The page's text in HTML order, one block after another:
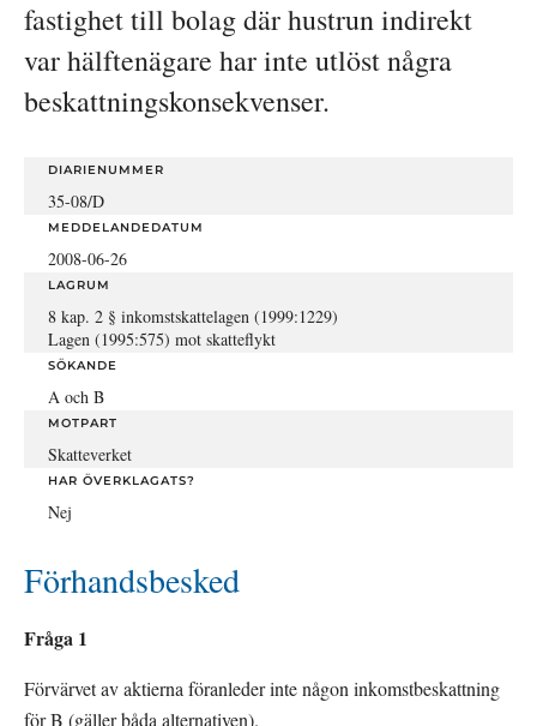
fastighet till bolag där hustrun indirekt
var hälftenägare har inte utlöst några
beskattningskonsekvenser.
DIARIENUMMER
35-08/D
MEDDELANDEDATUM
2008-06-26
LAGRUM
8 kap. 2 § inkomstskattelagen (1999:1229)
Lagen (1995:575) mot skatteflykt
SÖKANDE
A och B
MOTPART
Skatteverket
HAR ÖVERKLAGATS?
Nej
Förhandsbesked
Fråga 1
Förvärvet av aktierna föranleder inte någon inkomstbeskattning
för B (gäller båda alternativen).